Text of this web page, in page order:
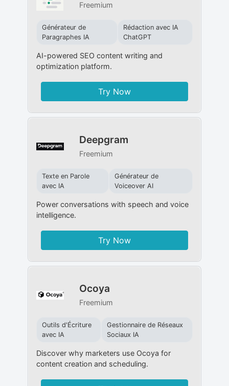
Freemium
Générateur de
Paragraphes IA
Rédaction avec IA
ChatGPT
AI-powered SEO content writing and
optimization platform.
Try Now
Deepgram
Freemium
Texte en Parole
avec IA
Générateur de
Voiceover AI
Power conversations with speech and voice
intelligence.
Try Now
Ocoya
Freemium
Outils d'Écriture
avec IA
Gestionnaire de Réseaux
Sociaux IA
Discover why marketers use Ocoya for
content creation and scheduling.